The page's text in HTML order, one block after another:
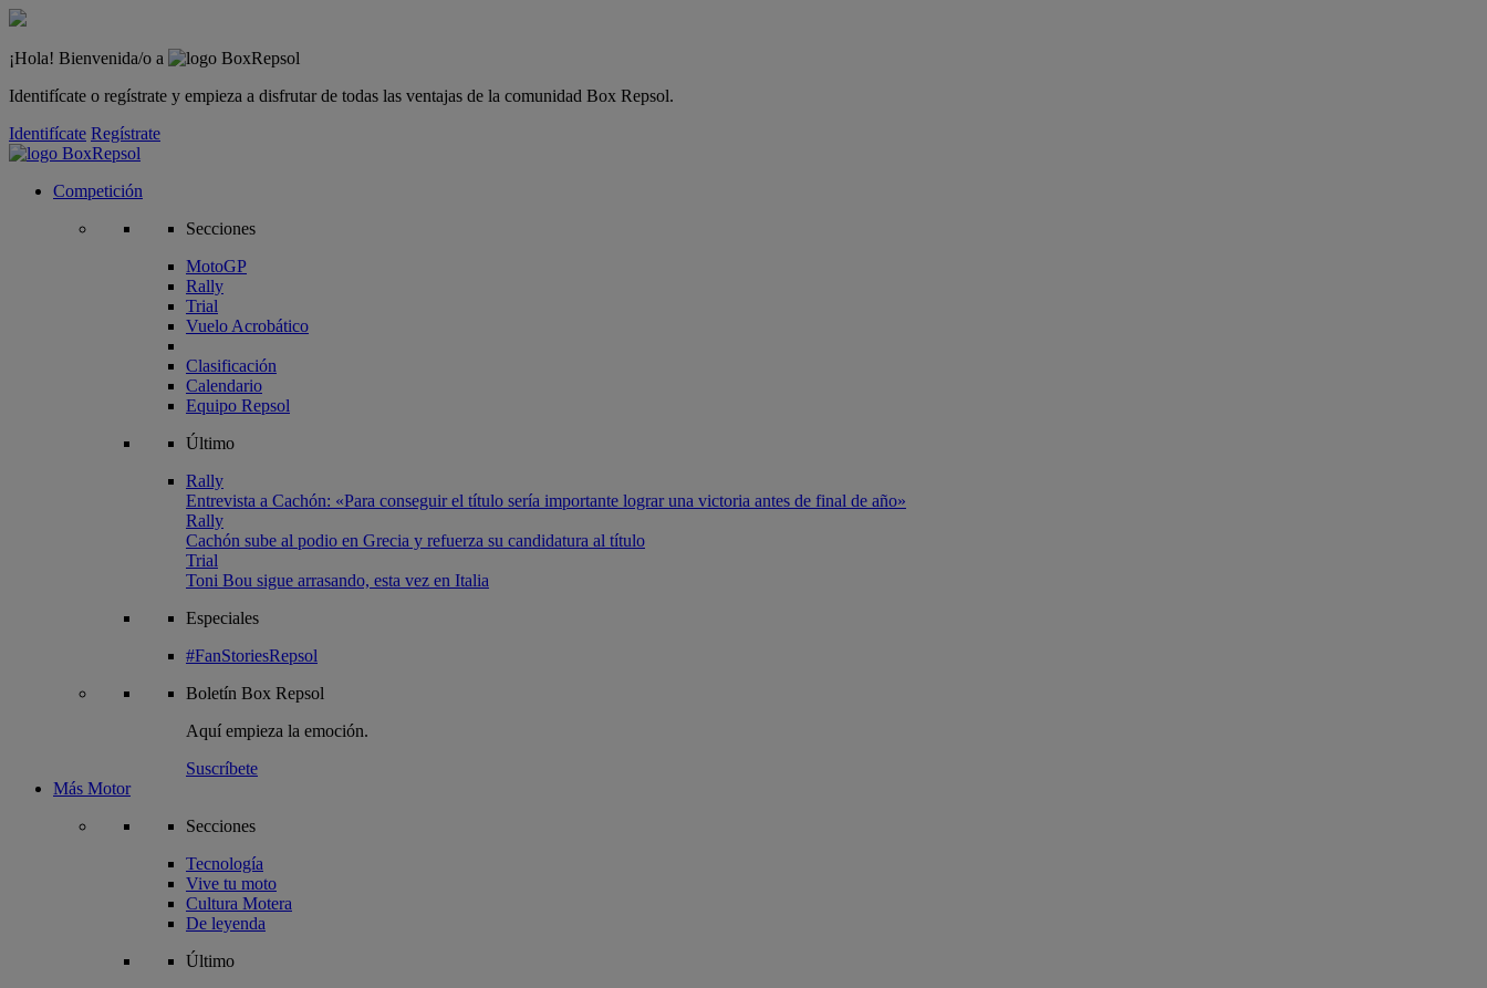
¡Hola! Bienvenida/o a
Identifícate o regístrate y empieza a disfrutar de todas las ventajas de la comunidad Box Repsol.
Identifícate Regístrate
Competición
Secciones
MotoGP
Rally
Trial
Vuelo Acrobático
Clasificación
Calendario
Equipo Repsol
Último
Rally
Entrevista a Cachón: «Para conseguir el título sería importante lograr una victoria antes de final de año»
Rally
Cachón sube al podio en Grecia y refuerza su candidatura al título
Trial
Toni Bou sigue arrasando, esta vez en Italia
Especiales
#FanStoriesRepsol
Boletín Box Repsol
Aquí empieza la emoción.
Suscríbete
Más Motor
Secciones
Tecnología
Vive tu moto
Cultura Motera
De leyenda
Último